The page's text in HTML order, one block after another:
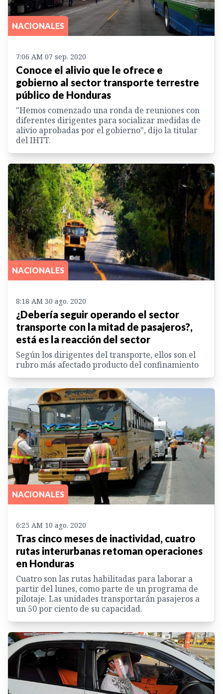
NACIONALES
7:06 AM 07 sep. 2020
Conoce el alivio que le ofrece e
gobierno al sector transporte terrestre
público de Honduras
"Hemos comenzado una ronda de reuniones con
diferentes dirigentes para socializar medidas de
alivio aprobadas por el gobierno", dijo la titular
del IHTT.
NACIONALES
8:18 AM 30 ago. 2020
¿Debería seguir operando el sector
transporte con la mitad de pasajeros?,
está es la reacción del sector
Según los dirigentes del transporte, ellos son el
rubro más afectado producto del confinamiento
NACIONALES
6:25 AM 10 ago. 2020
Tras cinco meses de inactividad, cuatro
rutas interurbanas retoman operaciones
en Honduras
Cuatro son las rutas habilitadas para laborar a
partir del lunes, como parte de un programa de
pilotaje. Las unidades transportarán pasajeros a
un 50 por ciento de su capacidad.